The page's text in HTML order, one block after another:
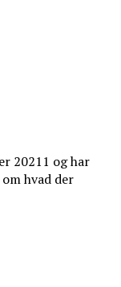
20211 og har
hvad der